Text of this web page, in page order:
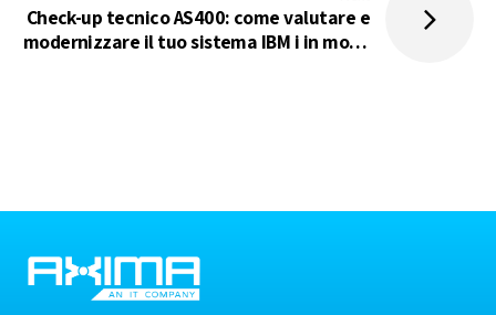
Check-up tecnico AS400: come valutare e
modernizzare il tuo sistema IBM i in modo